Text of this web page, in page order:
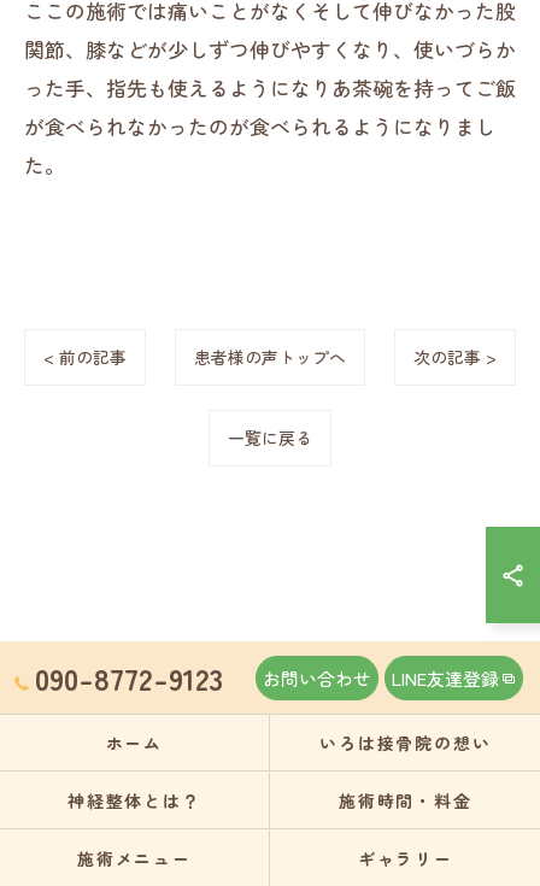
ここの施術では痛いことがなくそして伸びなかった股
関節、膝などが少しずつ伸びやすくなり、使いづらか
った手、指先も使えるようになりあ茶碗を持ってご飯
が食べられなかったのが食べられるようになりまし
た。
< 前の記事 患者様の声トップへ 次の記事 >
一覧に戻る
090-8772-9123 お問い合わせ LINE友達登録
ホーム いろは接骨院の想い
神経整体とは？ 施術時間・料金
施術メニュー ギャラリー